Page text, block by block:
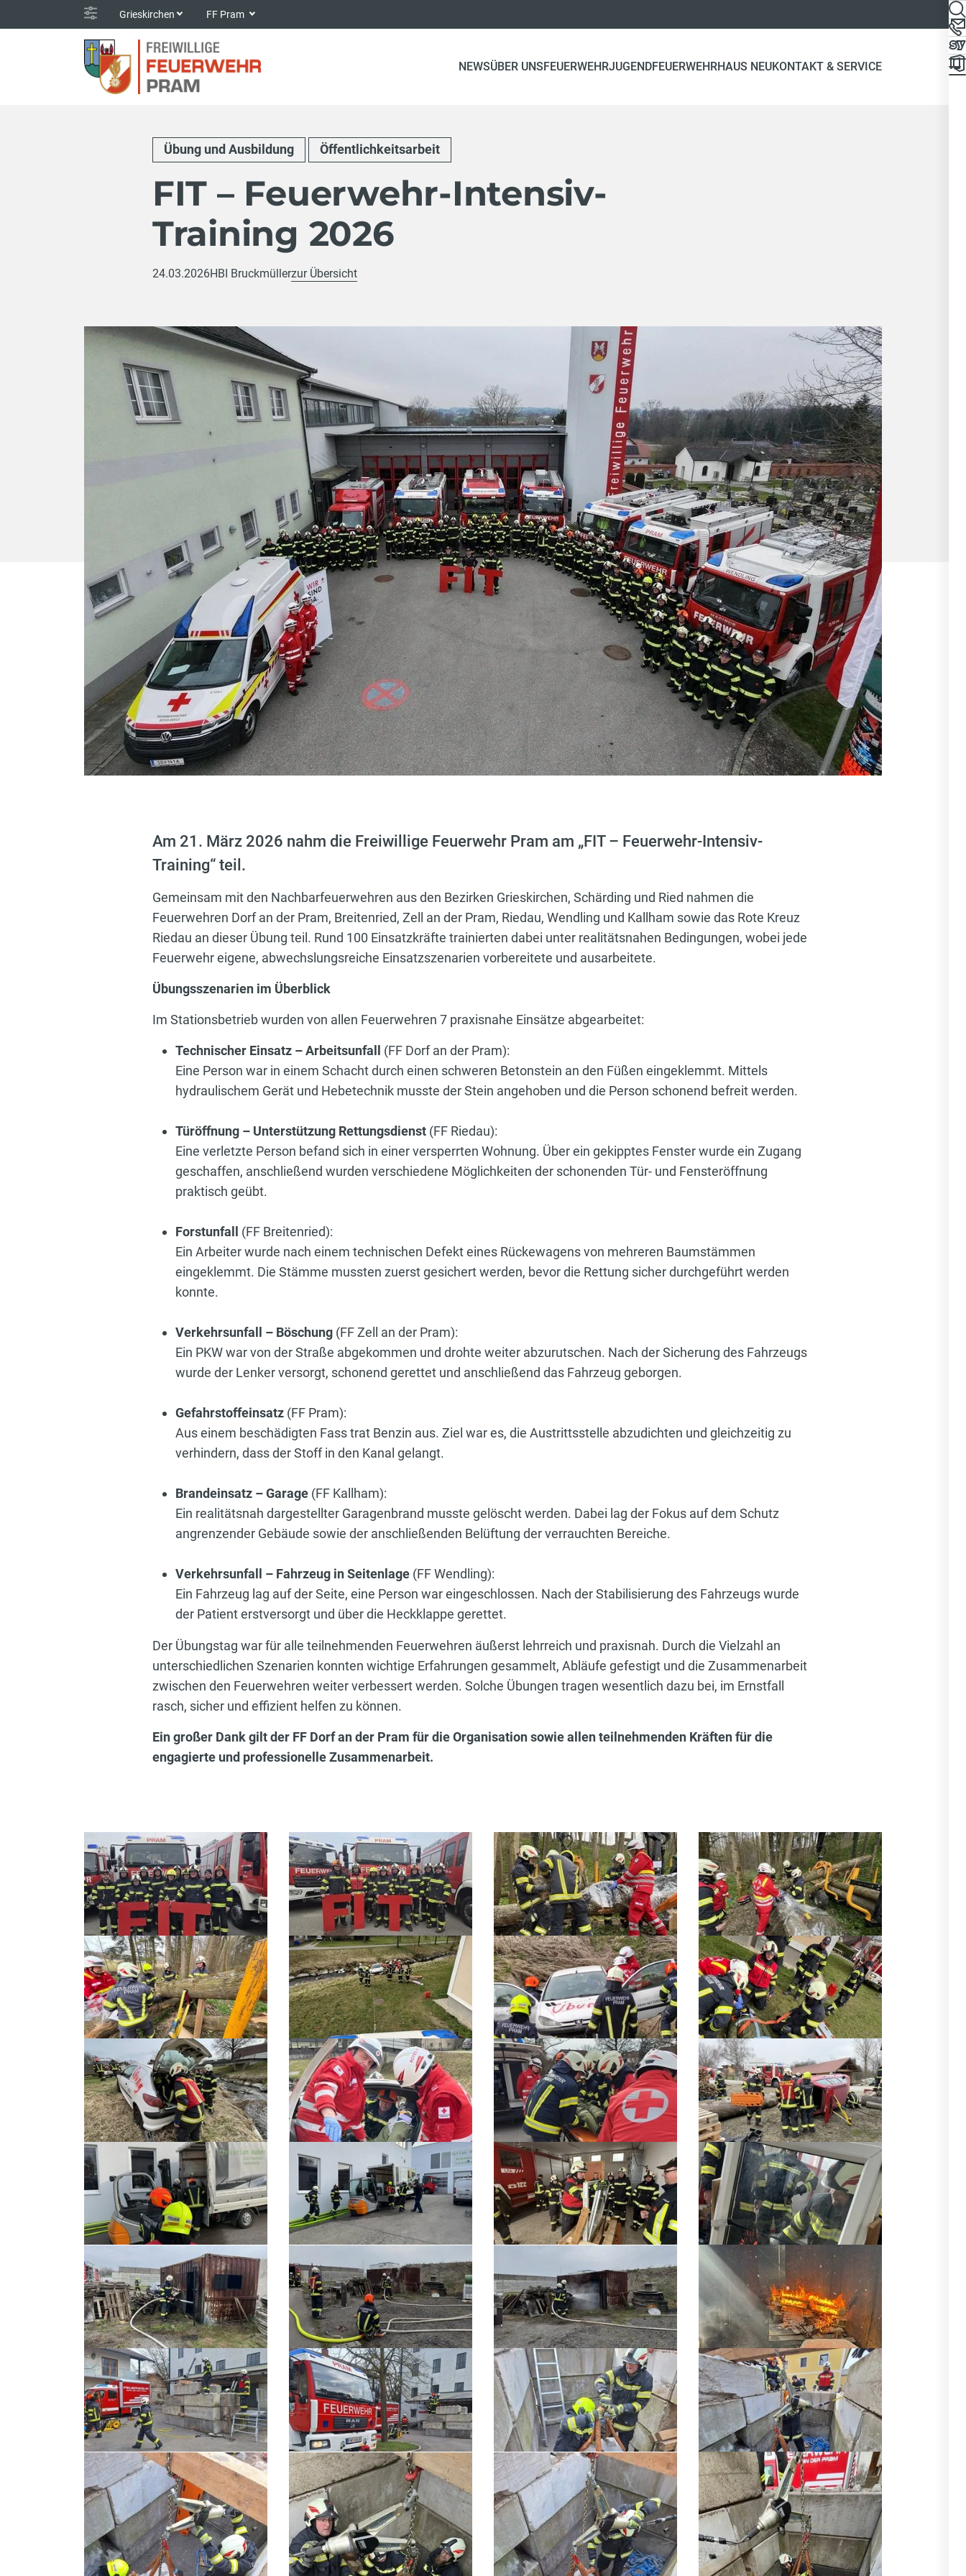
Grieskirchen FF Pram
NEWSÜBER UNSFEUERWEHRJUGENDFEUERWEHRHAUS NEUKONTAKT & SERVICE
Übung und Ausbildung Öffentlichkeitsarbeit
FIT – Feuerwehr-Intensiv-
Training 2026
24.03.2026HBI Bruckmüllerzur Übersicht
Am 21. März 2026 nahm die Freiwillige Feuerwehr Pram am „FIT – Feuerwehr-Intensiv-
Training“ teil.
Gemeinsam mit den Nachbarfeuerwehren aus den Bezirken Grieskirchen, Schärding und Ried nahmen die
Feuerwehren Dorf an der Pram, Breitenried, Zell an der Pram, Riedau, Wendling und Kallham sowie das Rote Kreuz
Riedau an dieser Übung teil. Rund 100 Einsatzkräfte trainierten dabei unter realitätsnahen Bedingungen, wobei jede
Feuerwehr eigene, abwechslungsreiche Einsatzszenarien vorbereitete und ausarbeitete.
Übungsszenarien im Überblick
Im Stationsbetrieb wurden von allen Feuerwehren 7 praxisnahe Einsätze abgearbeitet:
Technischer Einsatz – Arbeitsunfall (FF Dorf an der Pram):
Eine Person war in einem Schacht durch einen schweren Betonstein an den Füßen eingeklemmt. Mittels
hydraulischem Gerät und Hebetechnik musste der Stein angehoben und die Person schonend befreit werden.
Türöffnung – Unterstützung Rettungsdienst (FF Riedau):
Eine verletzte Person befand sich in einer versperrten Wohnung. Über ein gekipptes Fenster wurde ein Zugang
geschaffen, anschließend wurden verschiedene Möglichkeiten der schonenden Tür- und Fensteröffnung
praktisch geübt.
Forstunfall (FF Breitenried):
Ein Arbeiter wurde nach einem technischen Defekt eines Rückewagens von mehreren Baumstämmen
eingeklemmt. Die Stämme mussten zuerst gesichert werden, bevor die Rettung sicher durchgeführt werden
konnte.
Verkehrsunfall – Böschung (FF Zell an der Pram):
Ein PKW war von der Straße abgekommen und drohte weiter abzurutschen. Nach der Sicherung des Fahrzeugs
wurde der Lenker versorgt, schonend gerettet und anschließend das Fahrzeug geborgen.
Gefahrstoffeinsatz (FF Pram):
Aus einem beschädigten Fass trat Benzin aus. Ziel war es, die Austrittsstelle abzudichten und gleichzeitig zu
verhindern, dass der Stoff in den Kanal gelangt.
Brandeinsatz – Garage (FF Kallham):
Ein realitätsnah dargestellter Garagenbrand musste gelöscht werden. Dabei lag der Fokus auf dem Schutz
angrenzender Gebäude sowie der anschließenden Belüftung der verrauchten Bereiche.
Verkehrsunfall – Fahrzeug in Seitenlage (FF Wendling):
Ein Fahrzeug lag auf der Seite, eine Person war eingeschlossen. Nach der Stabilisierung des Fahrzeugs wurde
der Patient erstversorgt und über die Heckklappe gerettet.
Der Übungstag war für alle teilnehmenden Feuerwehren äußerst lehrreich und praxisnah. Durch die Vielzahl an
unterschiedlichen Szenarien konnten wichtige Erfahrungen gesammelt, Abläufe gefestigt und die Zusammenarbeit
zwischen den Feuerwehren weiter verbessert werden. Solche Übungen tragen wesentlich dazu bei, im Ernstfall
rasch, sicher und effizient helfen zu können.
Ein großer Dank gilt der FF Dorf an der Pram für die Organisation sowie allen teilnehmenden Kräften für die
engagierte und professionelle Zusammenarbeit.